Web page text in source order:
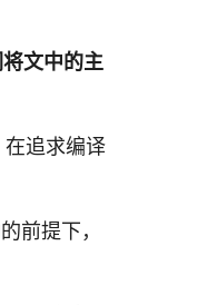
文中的主
追求编译
前提下，